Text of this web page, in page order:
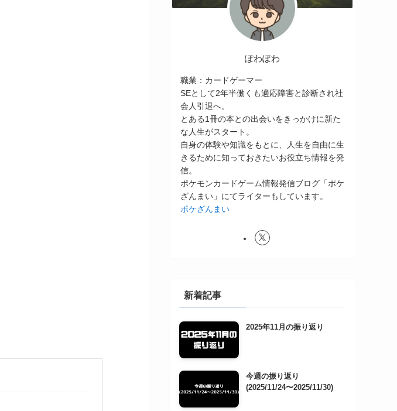
ぽわぽわ
職業：カードゲーマー
SEとして2年半働くも適応障害と診断され社
会人引退へ。
とある1冊の本との出会いをきっかけに新た
な人生がスタート。
自身の体験や知識をもとに、人生を自由に生
きるために知っておきたいお役立ち情報を発
信。
ポケモンカードゲーム情報発信ブログ「ポケ
ざんまい」にてライターもしています。
ポケざんまい
新着記事
2025年11月の振り返り
今週の振り返り
(2025/11/24〜2025/11/30)